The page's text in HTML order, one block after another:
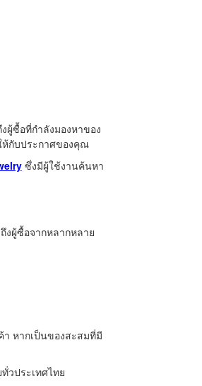
ผู้ซื้อที่กำลังมองหาของ
ห้กับประกาศของคุณ
ซึ่งมีผู้ใช้งานค้นหา
งผู้ซื้อจากหลากหลาย
หากเป็นของสะสมที่มี
วประเทศไทย